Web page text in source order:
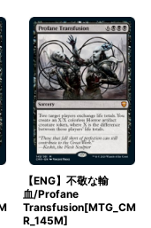
【ENG】不敬な輸
血/Profane
Transfusion[MTG_CM
R_145M]